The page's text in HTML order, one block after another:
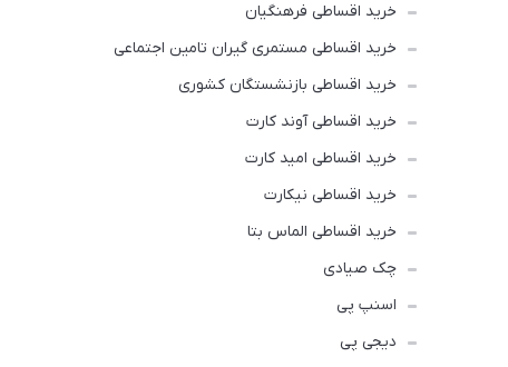
خرید اقساطی فرهنگیان
خرید اقساطی مستمری گیران تامین اجتماعی
خرید اقساطی بازنشستگان کشوری
خرید اقساطی آوند کارت
خرید اقساطی امید کارت
خرید اقساطی نیکارت
خرید اقساطی الماس بتا
چک صیادی
اسنپ پی
دیجی پی